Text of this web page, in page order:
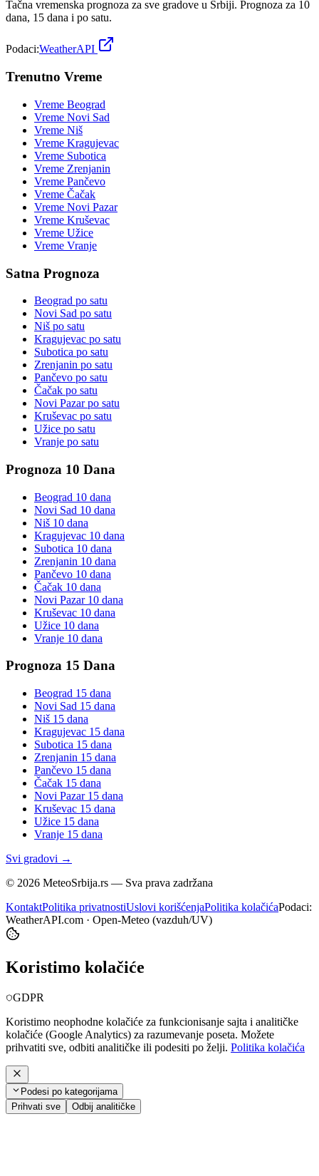
Tačna vremenska prognoza za sve gradove u Srbiji. Prognoza za 10
dana, 15 dana i po satu.
Podaci:WeatherAPI
Trenutno Vreme
Vreme Beograd
Vreme Novi Sad
Vreme Niš
Vreme Kragujevac
Vreme Subotica
Vreme Zrenjanin
Vreme Pančevo
Vreme Čačak
Vreme Novi Pazar
Vreme Kruševac
Vreme Užice
Vreme Vranje
Satna Prognoza
Beograd po satu
Novi Sad po satu
Niš po satu
Kragujevac po satu
Subotica po satu
Zrenjanin po satu
Pančevo po satu
Čačak po satu
Novi Pazarpo satu
Kruševac po satu
Užice po satu
Vranje po satu
Prognoza 10 Dana
Beograd 10 dana
Novi Sad 10 dana
Niš 10 dana
Kragujevac 10 dana
Subotica 10 dana
Zrenjanin 10 dana
Pančevo 10 dana
Čačak 10 dana
Novi Pazar10 dana
Kruševac 10 dana
Užice 10 dana
Vranje 10 dana
Prognoza 15 Dana
Beograd 15 dana
Novi Sad 15 dana
Niš 15 dana
Kragujevac 15 dana
Subotica 15 dana
Zrenjanin 15 dana
Pančevo 15 dana
Čačak 15 dana
Novi Pazar15 dana
Kruševac 15 dana
Užice 15 dana
Vranje 15 dana
Svi gradovi →
© 2026 MeteoSrbija.rs — Sva prava zadržana
KontaktPolitika privatnostiUslovi korišćenjaPolitika kolačićaPodaci:
WeatherAPI.com · Open-Meteo (vazduh/UV)
Koristimo kolačiće
GDPR
Koristimo neophodne kolačiće za funkcionisanje sajta i analitičke
kolačiće (Google Analytics) za razumevanje poseta. Možete
prihvatiti sve, odbiti analitičke ili podesiti po želji. Politika kolačića
Podesi po kategorijama
Prihvati sve
Odbij analitičke